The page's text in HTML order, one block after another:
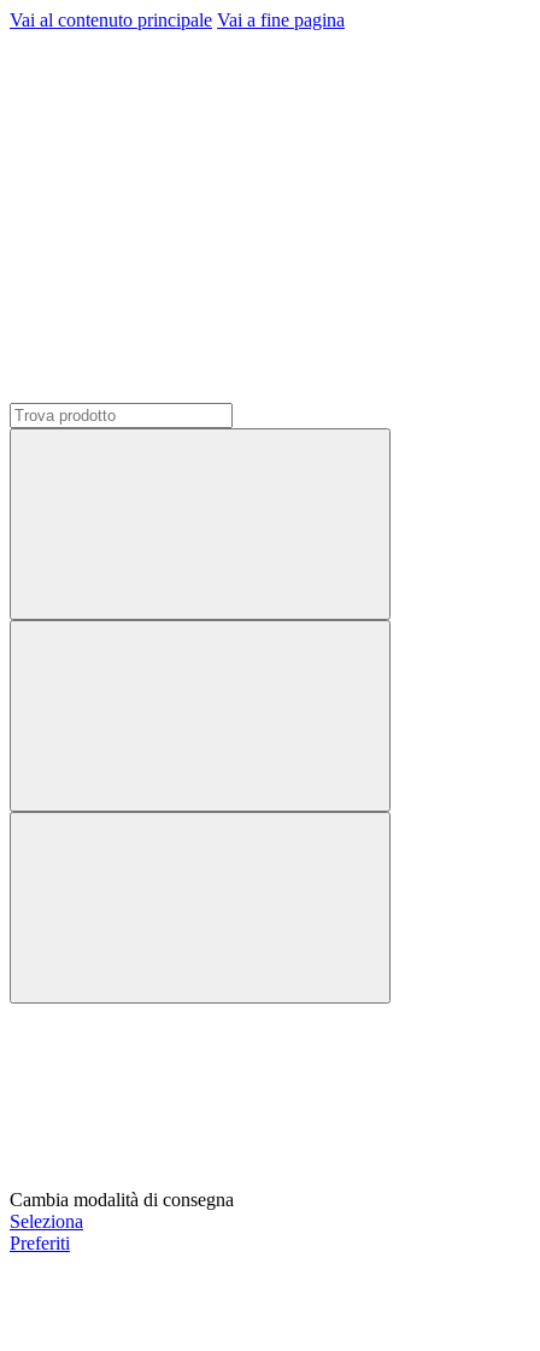
Vai al contenuto principale Vai a fine pagina
Cambia modalità di consegna
Seleziona
Preferiti